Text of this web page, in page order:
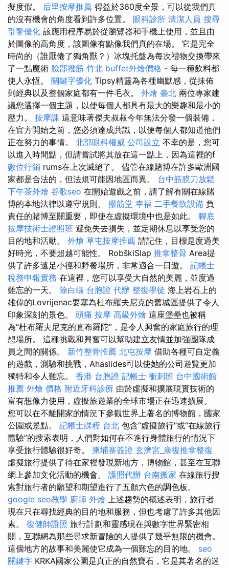
擬度假。 后里按摩推薦 得益於360度全景，可以從我們真
的沒有機會的角度看到許多位置。 眼科診所 清潔人員 搜尋
引擎優化 該應用程序易於從瀏覽器和手機上使用，並且由
於圖像的高角度，該圖像有點像我們真的在場。 它是完全
時尚的（誰厭倦了獨角獸？）冰塊托盤為每次禮物交換帶來
了一點魔術 臉部撥筋 竹北 buffet外燴價格 - 每一種飲料都
使人永恆。 關鍵字優化 Tipsy精靈為各種幽默感，從抹佈
到經典以及整個家庭都有一件毛衣。 外燴 臺北 兩位專家建
議您選擇一個主題，以使每個人都具有最大的樂趣和最小的
壓力。 按摩課 這意味著傑夫叔叔今年無法分發一個裝備，
在官方開始之前，您必須達成共識，以便每個人都知道他們
正在努力的事情。 北部眼科權威 公司設立 不幸的是，您可
以進入時間點，但請嘗試將其放在這一點上，因為這裡的f
數位行銷 rums在上次滅絕了。 儘管在線賭博在許多歐洲國
家都是合法的，但法規可能因地區而異。 台中筋膜刀放鬆
下午茶外燴 谷歌seo 在開始遊戲之前，請了解有關在線賭
博的本地法律以遵守規則。 撥筋堂 幸福 二手餐飲設備 負
責任的賭博至關重要，即使在虛擬環境中也是如此。 腳底
按摩技術士證照班 避免失去損失，並定期休息以享受您的
目的地和活動。 外燴 草屯按摩推薦 請記住，目標是度過美
好時光，不要超越可能性。 RobškiSlap 推拿整骨 Area提
供了許多遠足小徑和野餐場所，非常適合一日遊。 記帳士
稅務申報實務 在這裡，您可以享受大自然的美麗，並度過
難忘的一天。 除白蟻 台胞證 代辦 整復學徒 海上岩石上的
雄偉的Lovrijenac要塞為杜布羅夫尼克的舊城區提供了令人
印象深刻的景色。 頭痛 按摩 高級外燴 這座堡壘也被稱
為“杜布羅夫尼克的直布羅陀”，是令人興奮的家庭旅行的理
想場所。 這種挑戰和興奮可以幫助建立友情並加強團隊成
員之間的關係。 新竹整骨推薦 北屯按摩 借助各種可自定義
的遊戲，測驗和挑戰，Ahaslides可以使她的公司遊覽更加
獨特和令人難忘。 香港 台胞證 記帳士 衝刺班 台中國術館
推薦 外燴 價格 附近牙科診所 由於虛擬和擴展現實技術的
富有想像力使用，虛擬旅遊業的全球市場正在迅速擴展。
您可以在不離開家的情況下參觀世界上著名的博物館，國家
公園或景點。 記帳士課程 台北 包含“虛擬旅行”或“在線旅行
體驗”的搜索表明，人們對如何在不進行身體旅行的情況下
享受旅行體驗很好奇。 柬埔寨簽證 玄濟宮_康復推拿整復
虛擬旅行提供了待在家裡發現新地方，博物館，甚至在互聯
網上參加文化活動的機會。 護照代辦 台南搬家 在線旅行搜
索對旅行者的願望和期望進行了五顏六色的調色板。
google seo教學 廚師 外燴 上述趨勢的概述表明，旅行者
現在只在尋找經典的目的地和服務，但也考慮了許多其他因
素。 復健師證照 旅行計劃和靈感現在與數字世界緊密相
關，互聯網為那些尋求新冒險的人提供了幾乎無限的機會。
這個地方的故事和美麗使它成為一個難忘的目的地。 seo
關鍵字 KRKA國家公園是真正的自然寶石，它是其著名的迷